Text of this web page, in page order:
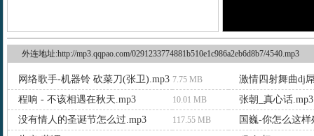
外连地址:http://mp3.qqpao.com/0291233774881b510e1c986a2eb6d8b7/4540.mp3
网络歌手-机器铃 砍菜刀(张卫).mp3 7.75 MB
激情四射舞曲dj
程响 - 不该相遇在秋天.mp3
10.01 MB
张朝_真心话.mp3
没有情人的圣诞节怎么过.mp3
117.55 MB
国巍-你怎么这样